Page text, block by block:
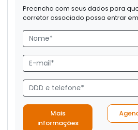
Preencha com seus dados para
corretor associado possa entrar
Mais
informações